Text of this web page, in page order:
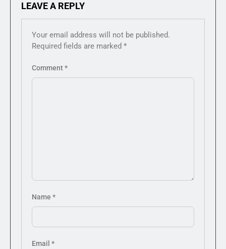
LEAVE A REPLY
Your email address will not be published.
Required fields are marked *
Comment*
Name *
Email *